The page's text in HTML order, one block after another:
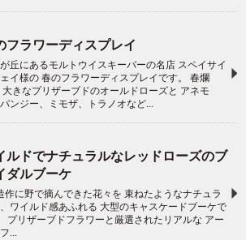
フラワーディスプレイ
丘にあるモルトウイスキーバーの名店 スペイサイ
ェイ様の 春のフラワーディスプレイです。 春爛
大きなプリザーブドのオールドローズと アネモ
ンジー、ミモザ、トラノオなど...
ルドでナチュラルなレッドローズのブ
ダルブーケ
作に野で摘んできた花々を 束ねたようなナチュラ
ワイルド感あふれる 大型のキャスケードブーケで
プリザーブドフラワーと厳選されたリアルな アー
...